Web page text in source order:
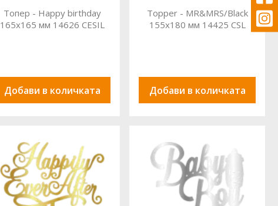
Топер - Happy birthday
165x165 мм 14626 CESIL
Добави в количката
Topper - MR&MRS/Black
155x180 мм 14425 CSL
Добави в количката